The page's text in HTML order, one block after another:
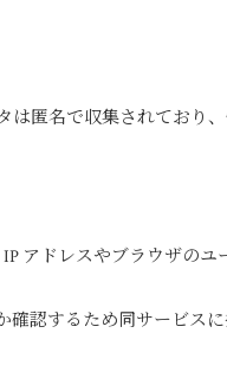
は匿名で収集されており
アドレスやブラウザのユ
確認するため同サービス